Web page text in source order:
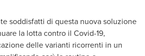
soddisfatti di questa nuova soluzione
la lotta contro il Covid-19,
delle varianti ricorrenti in un